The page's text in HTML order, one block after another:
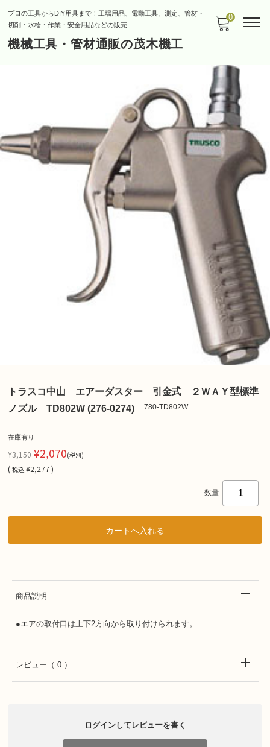
プロの工具からDIY用具まで！工場用品、電動工具、測定、管材・
切削・水栓・作業・安全用品などの販売
機械工具・管材通販の茂木機工
0
トラスコ中山 エアーダスター 引金式 ２ＷＡＹ型標準
ノズル TD802W (276-0274)
780-TD802W
在庫有り
¥3,150 ¥2,070(税別)
( 税込 ¥2,277 )
数量
商品説明
●エアの取付口は上下2方向から取り付けられます。
レビュー （ 0 ）
ログインしてレビューを書く